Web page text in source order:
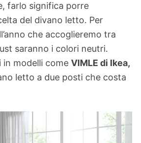
farlo significa porre
del divano letto. Per
che accoglieremo tra
saranno i colori neutri.
in modelli come VIMLE di Ikea,
letto a due posti che costa